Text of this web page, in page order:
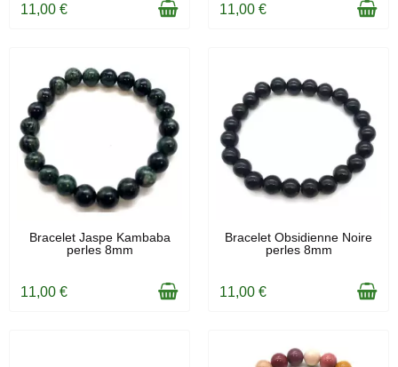
11,00 € 11,00 €
EN STOCK
Bracelet Jaspe Kambaba
perles 8mm
11,00 €
EN STOCK
Bracelet Obsidienne Noire
perles 8mm
11,00 €